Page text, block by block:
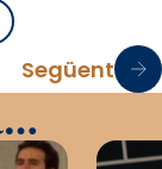
Següent